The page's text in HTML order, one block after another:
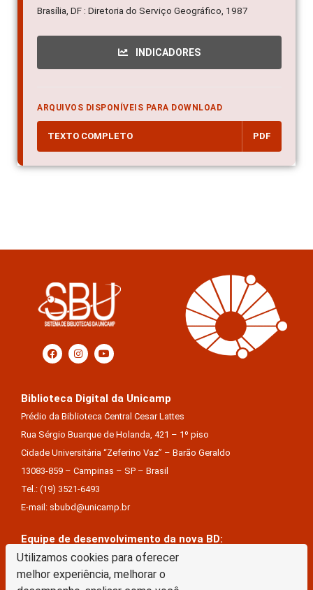
Utilizamos cookies para oferecer
melhor experiência, melhorar o
Brasília, DF : Diretoria do Serviço Geográfico, 1987
INDICADORES
ARQUIVOS DISPONÍVEIS PARA DOWNLOAD
TEXTO COMPLETO PDF
Biblioteca Digital da Unicamp
Prédio da Biblioteca Central Cesar Lattes
Rua Sérgio Buarque de Holanda, 421 – 1º piso
Cidade Universitária “Zeferino Vaz” – Barão Geraldo
13083-859 – Campinas – SP – Brasil
Tel.: (19) 3521-6493
E-mail: sbubd@unicamp.br
Equipe de desenvolvimento da nova BD:
Keite Aparecida Duarte
Márcio Vinícius De Jesus Almeida